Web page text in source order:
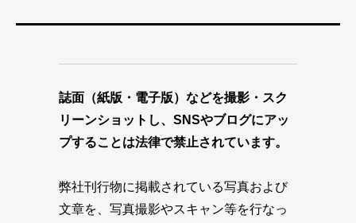
誌面（紙版・電子版）などを撮影・スク
リーンショットし、SNSやブログにアッ
プすることは法律で禁止されています。
弊社刊行物に掲載されている写真および
文章を、写真撮影やスキャン等を行なっ